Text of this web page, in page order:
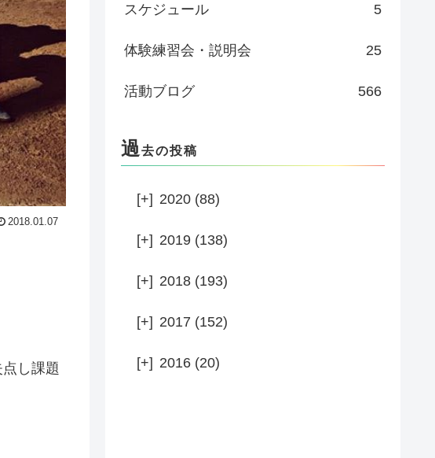
2018.01.07
し課題
スケジュール 5
体験練習会・説明会 25
活動ブログ 566
過 去の投稿
[+] 2020 (88)
[+] 2019 (138)
[+] 2018 (193)
[+] 2017 (152)
[+] 2016 (20)